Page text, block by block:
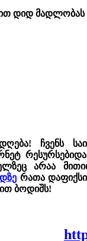
დიდ მადლობას
ჩვენს
არაა
რათა
ბოდიშს!